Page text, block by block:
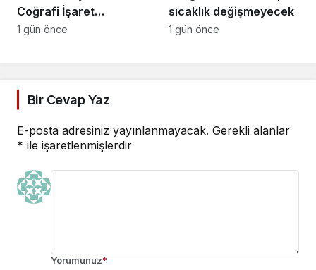
Coğrafi İşaret
Niteliğinin
1 gün önce
sıcaklık değişmeyecek
1 gün önce
Bir Cevap Yaz
E-posta adresiniz yayınlanmayacak. Gerekli alanlar
* ile işaretlenmişlerdir
Yorumunuz*